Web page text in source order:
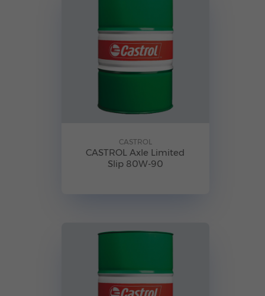
CASTROL
CASTROL Axle Limited
Slip 80W-90